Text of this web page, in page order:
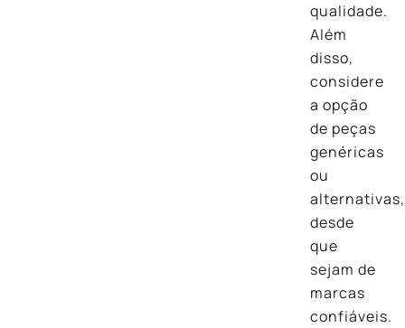
qualidade.
Além
disso,
considere
a opção
de peças
genéricas
ou
alternativas,
desde
que
sejam de
marcas
confiáveis.